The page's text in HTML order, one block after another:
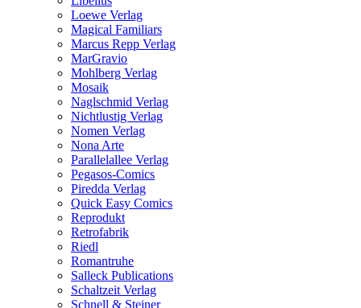
Loewe Verlag
Magical Familiars
Marcus Repp Verlag
MarGravio
Mohlberg Verlag
Mosaik
Naglschmid Verlag
Nichtlustig Verlag
Nomen Verlag
Nona Arte
Parallelallee Verlag
Pegasos-Comics
Piredda Verlag
Quick Easy Comics
Reprodukt
Retrofabrik
Riedl
Romantruhe
Salleck Publications
Schaltzeit Verlag
Schnell & Steiner